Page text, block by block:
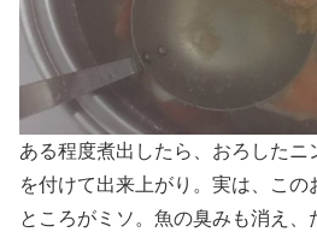
ある程度煮出したら、おろしたニ
を付けて出来上がり。実は、この
ところがミソ。魚の臭みも消え、